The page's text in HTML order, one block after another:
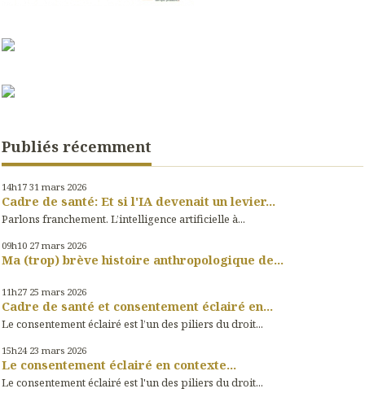
Publiés récemment
14h17 31 mars 2026
Cadre de santé: Et si l'IA devenait un levier...
Parlons franchement. L’intelligence artificielle à...
09h10 27 mars 2026
Ma (trop) brève histoire anthropologique de...
11h27 25 mars 2026
Cadre de santé et consentement éclairé en...
Le consentement éclairé est l’un des piliers du droit...
15h24 23 mars 2026
Le consentement éclairé en contexte...
Le consentement éclairé est l'un des piliers du droit...